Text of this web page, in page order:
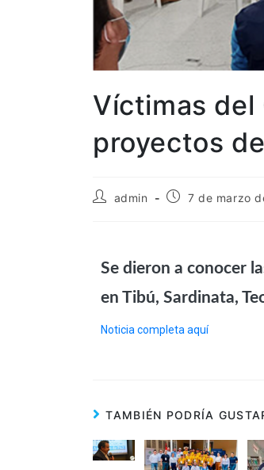
Víctimas del
proyectos
admin 7 de marzo
Se dieron a conocer
en Tibú, Sardinata,
Noticia completa aquí
TAMBIÉN PODRÍA